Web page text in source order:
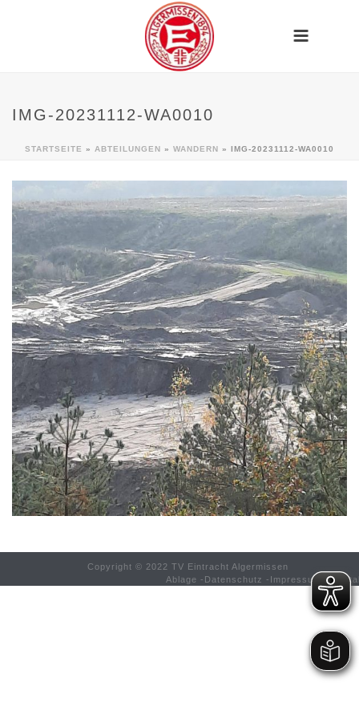
IMG-20231112-WA0010
STARTSEITE » ABTEILUNGEN » WANDERN » IMG-20231112-WA0010
Copyright © 2022 TV Eintracht Algermissen
Ablage - Datenschutz - Impressum -